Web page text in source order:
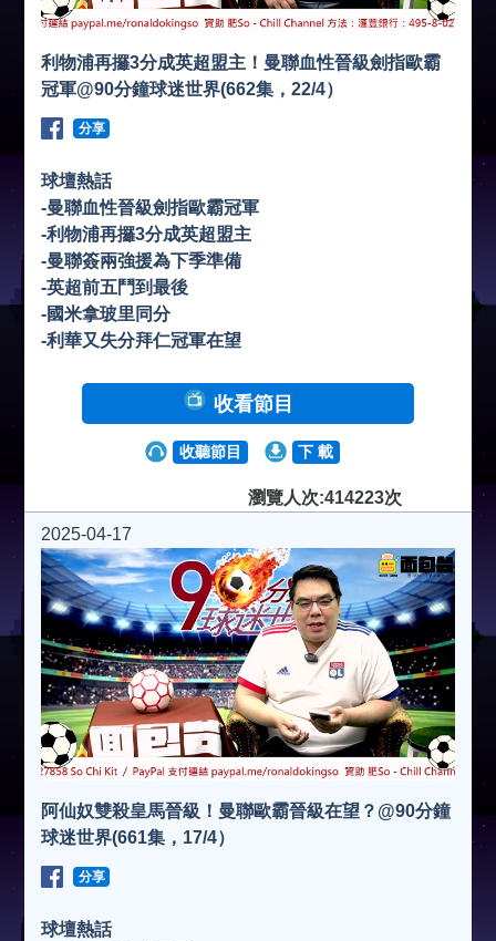
利物浦再攞3分成英超盟主！曼聯血性晉級劍指歐霸
冠軍@90分鐘球迷世界(662集，22/4）
分享
球壇熱話
-曼聯血性晉級劍指歐霸冠軍
-利物浦再攞3分成英超盟主
-曼聯簽兩強援為下季準備
-英超前五鬥到最後
-國米拿玻里同分
-利華又失分拜仁冠軍在望
收看節目
收聽節目 下 載
瀏覽人次:414223次
2025-04-17
阿仙奴雙殺皇馬晉級！曼聯歐霸晉級在望？@90分鐘
球迷世界(661集，17/4）
分享
球壇熱話